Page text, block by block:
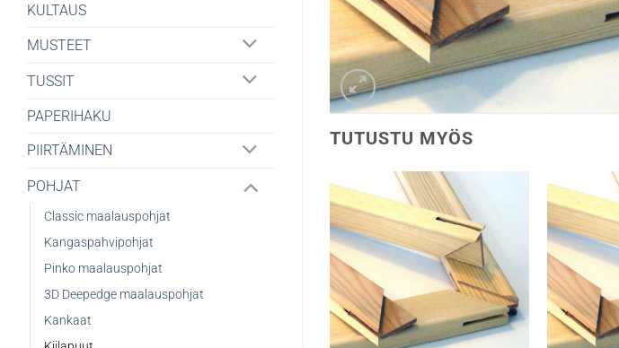
KULTAUS
MUSTEET
TUSSIT
PAPERIHAKU
PIIRTÄMINEN
POHJAT
Classic maalauspohjat
Kangaspahvipohjat
Pinko maalauspohjat
3D Deepedge maalauspohjat
Kankaat
TUTUSTU MYÖS